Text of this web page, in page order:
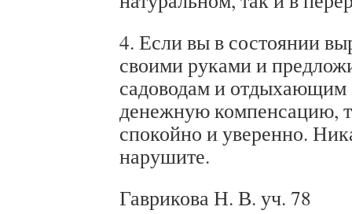
4. Если вы в состоянии
своими руками и
садоводам и отдыхающим
денежную компенсацию,
спокойно и уверенно.
нарушите.
Гаврикова Н. В. уч. 78